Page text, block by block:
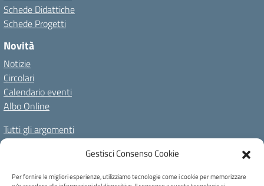
Gestisci Consenso Cookie
Per fornire le migliori esperienze, utilizziamo tecnologie come i cookie per memorizzare
Schede Didattiche
Schede Progetti
Novità
Notizie
Circolari
Calendario eventi
Albo Online
Tutti gli argomenti
Il nostro territorio
Amministrazione TrasparenteAlbo OnlinePrivacy Policy